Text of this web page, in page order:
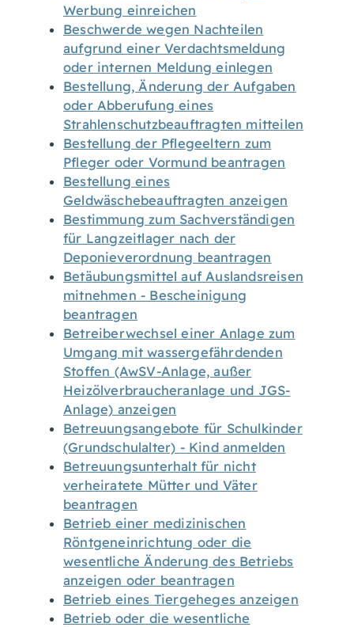
Werbung einreichen
Beschwerde wegen Nachteilen
aufgrund einer Verdachtsmeldung
oder internen Meldung einlegen
Bestellung, Änderung der Aufgaben
oder Abberufung eines
Strahlenschutzbeauftragten mitteilen
Bestellung der Pflegeeltern zum
Pfleger oder Vormund beantragen
Bestellung eines
Geldwäschebeauftragten anzeigen
Bestimmung zum Sachverständigen
für Langzeitlager nach der
Deponieverordnung beantragen
Betäubungsmittel auf Auslandsreisen
mitnehmen - Bescheinigung
beantragen
Betreiberwechsel einer Anlage zum
Umgang mit wassergefährdenden
Stoffen (AwSV-Anlage, außer
Heizölverbraucheranlage und JGS-
Anlage) anzeigen
Betreuungsangebote für Schulkinder
(Grundschulalter) - Kind anmelden
Betreuungsunterhalt für nicht
verheiratete Mütter und Väter
beantragen
Betrieb einer medizinischen
Röntgeneinrichtung oder die
wesentliche Änderung des Betriebs
anzeigen oder beantragen
Betrieb eines Tiergeheges anzeigen
Betrieb oder die wesentliche